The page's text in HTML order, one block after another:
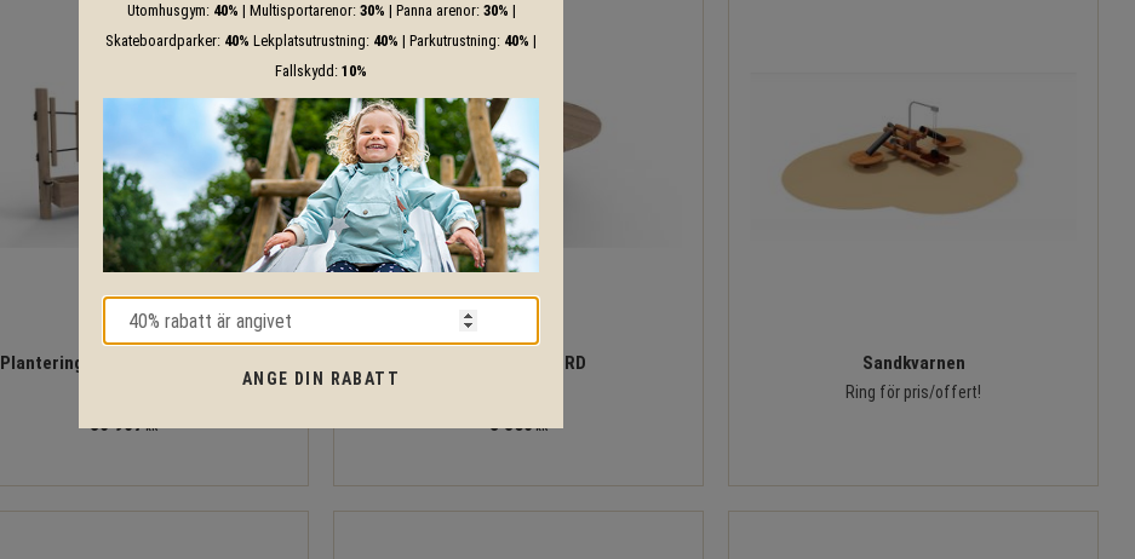
Planteringsbänk med klockspel
30 907KR
RUNT SANDBORD
8 360KR
Sandkvarnen
Ring för pris/offert!
Utomhusgym: 40% | Multisportarenor: 30% | Panna arenor: 30% |
Skateboardparker: 40% Lekplatsutrustning: 40% | Parkutrustning: 40% |
Fallskydd: 10%
ANGE DIN RABATT